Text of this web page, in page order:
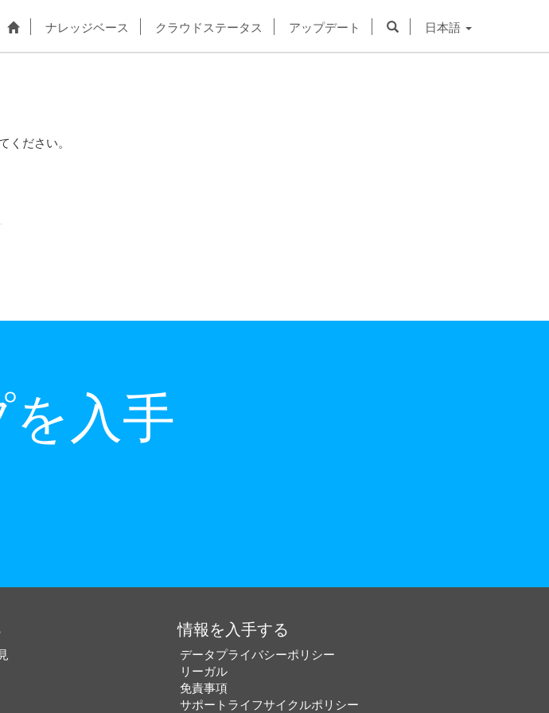
ナレッジベース クラウドステータス アップデート 日本語
ださい。
入手
情報を入手する
データプライバシーポリシー
リーガル
免責事項
サポートライフサイクルポリシー